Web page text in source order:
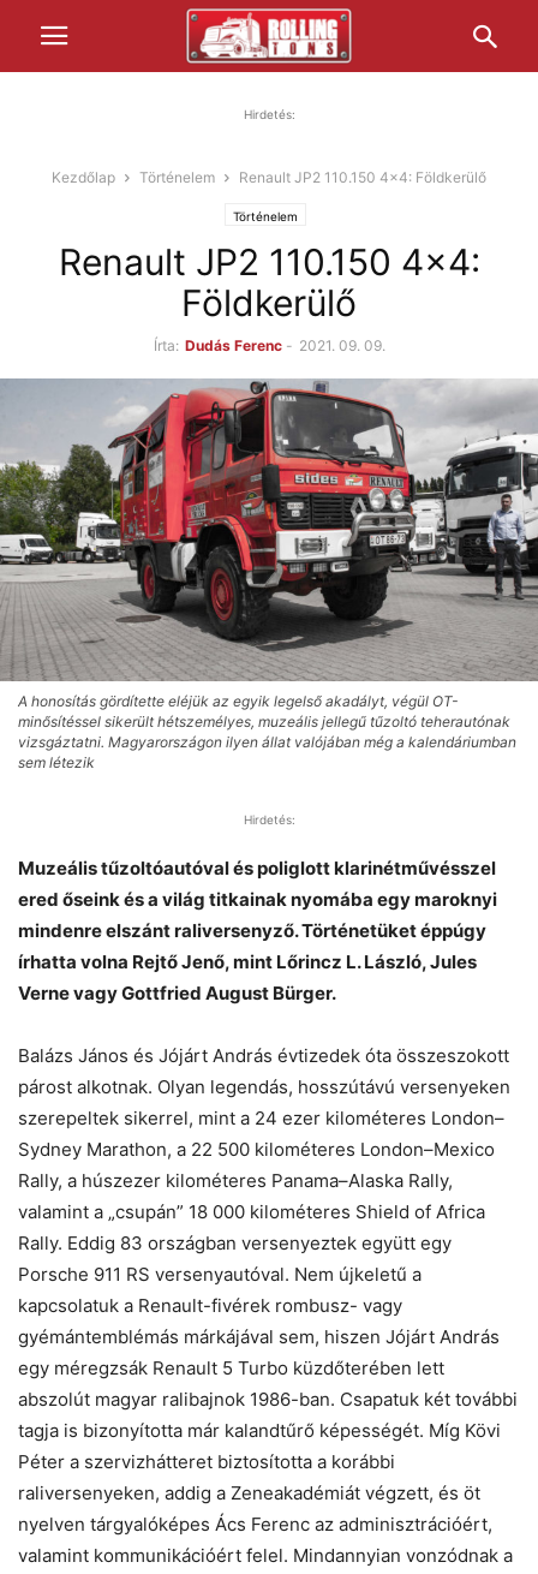
Hirdetés:
Kezdőlap Történelem Renault JP2 110.150 4×4: Földkerülő
Történelem
Renault JP2 110.150 4×4:
Földkerülő
Írta: Dudás Ferenc - 2021. 09. 09.
A honosítás gördítette eléjük az egyik legelső akadályt, végül OT-
minősítéssel sikerült hétszemélyes, muzeális jellegű tűzoltó teherautónak
vizsgáztatni. Magyarországon ilyen állat valójában még a kalendáriumban
sem létezik
Hirdetés:
Muzeális tűzoltóautóval és poliglott klarinétművésszel
ered őseink és a világ titkainak nyomába egy maroknyi
mindenre elszánt raliversenyző. Történetüket éppúgy
írhatta volna Rejtő Jenő, mint Lőrincz L. László, Jules
Verne vagy Gottfried August Bürger.
Balázs János és Jójárt András évtizedek óta összeszokott
párost alkotnak. Olyan legendás, hosszútávú versenyeken
szerepeltek sikerrel, mint a 24 ezer kilométeres London–
Sydney Marathon, a 22 500 kilométeres London–Mexico
Rally, a húszezer kilométeres Panama–Alaska Rally,
valamint a „csupán” 18 000 kilométeres Shield of Africa
Rally. Eddig 83 országban versenyeztek együtt egy
Porsche 911 RS versenyautóval. Nem újkeletű a
kapcsolatuk a Renault-fivérek rombusz- vagy
gyémántemblémás márkájával sem, hiszen Jójárt András
egy méregzsák Renault 5 Turbo küzdőterében lett
abszolút magyar ralibajnok 1986-ban. Csapatuk két további
tagja is bizonyította már kalandtűrő képességét. Míg Kövi
Péter a szervizhátteret biztosította a korábbi
raliversenyeken, addig a Zeneakadémiát végzett, és öt
nyelven tárgyalóképes Ács Ferenc az adminisztrációért,
valamint kommunikációért felel. Mindannyian vonzódnak a